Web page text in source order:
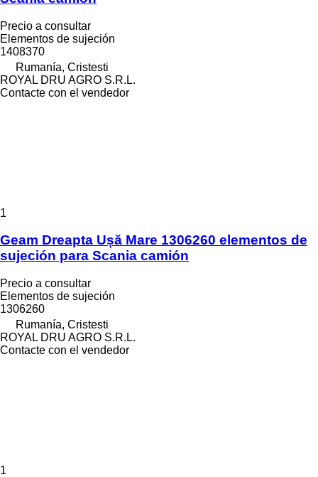
Precio a consultar
Elementos de sujeción
1408370
Rumanía, Cristesti
ROYAL DRU AGRO S.R.L.
Contacte con el vendedor
1
Geam Dreapta Ușă Mare 1306260 elementos de
sujeción para Scania camión
Precio a consultar
Elementos de sujeción
1306260
Rumanía, Cristesti
ROYAL DRU AGRO S.R.L.
Contacte con el vendedor
1